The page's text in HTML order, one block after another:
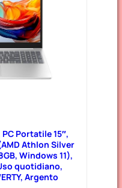
Portatile 15″,
Athlon Silver
Windows 11),
quotidiano,
Argento